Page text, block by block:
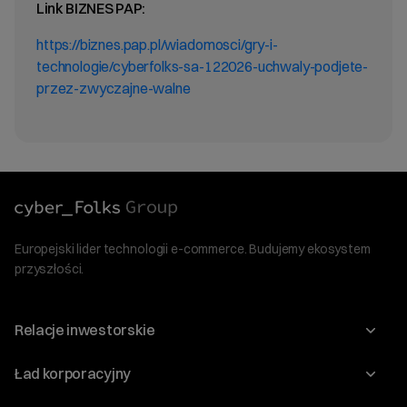
Link BIZNES PAP:
https://biznes.pap.pl/wiadomosci/gry-i-
technologie/cyberfolks-sa-122026-uchwaly-podjete-
przez-zwyczajne-walne
Europejski lider technologii e-commerce. Budujemy ekosystem
przyszłości.
Relacje inwestorskie
Raporty
Ład korporacyjny